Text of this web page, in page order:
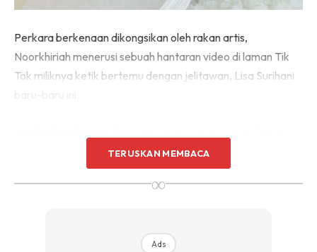
Perkara berkenaan dikongsikan oleh rakan artis,
Noorkhiriah menerusi sebuah hantaran video di laman Tik
Tok miliknya ketik bertemu dengan jelitawan, Lisa Surihani
Di Tanah Suci, Lisa Surihani Teruja Dan Takut…
Menerusi paparan video berkenaan, Lisa kelihatan sungguh
TERUSKAN MEMBACA
∞
Ads